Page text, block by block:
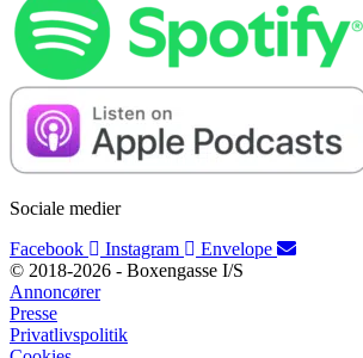
Sociale medier
Facebook
Instagram
Envelope
© 2018-2026 - Boxengasse I/S
Annoncører
Presse
Privatlivspolitik